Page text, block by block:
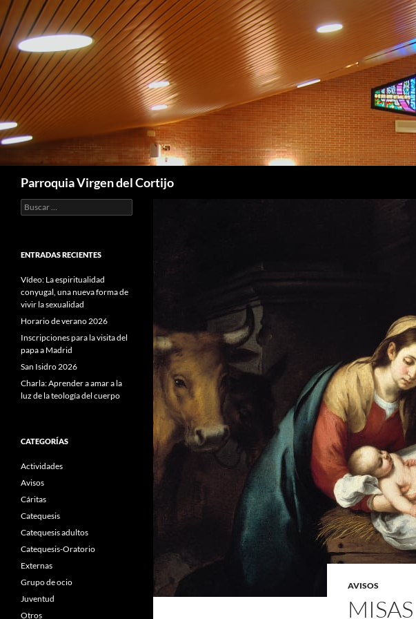
Saltar
al
contenido
Parroquia Virgen del Cortijo
AVISOS
Buscar:
ENTRADAS RECIENTES
Vídeo: La espiritualidad
conyugal, una nueva forma de
vivir la sexualidad
Horario de verano 2026
Inscripciones para la visita del
papa a Madrid
San Isidro 2026
Charla: Aprender a amar a la
luz de la teología del cuerpo
CATEGORÍAS
Actividades
Avisos
Cáritas
Catequesis
Catequesis adultos
Catequesis-Oratorio
Externas
Grupo de ocio
Juventud
Otros